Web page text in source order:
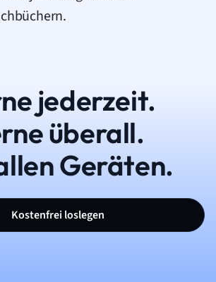
jederzeit.
überall.
Geräten.
Kostenfrei loslegen